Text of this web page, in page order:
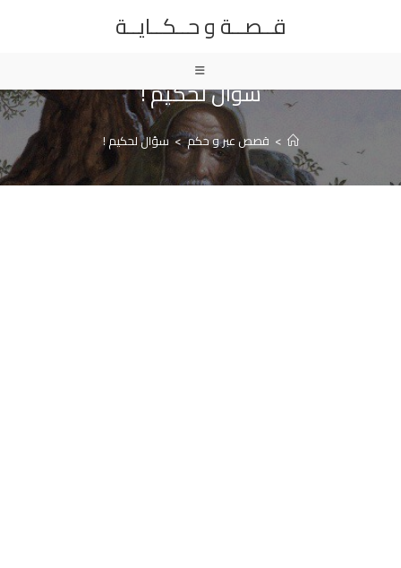
قــصــة و حــكــايــة
سؤال لحكيم !
> قصص عبر و حكم > سؤال لحكيم !